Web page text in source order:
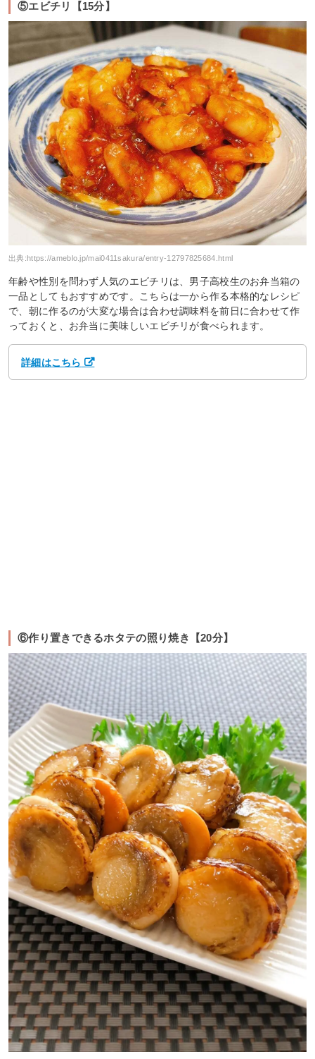
⑤エビチリ【15分】
出典:https://ameblo.jp/mai0411sakura/entry-12797825684.html
年齢や性別を問わず人気のエビチリは、男子高校生のお弁当箱の
一品としてもおすすめです。こちらは一から作る本格的なレシピ
で、朝に作るのが大変な場合は合わせ調味料を前日に合わせて作
っておくと、お弁当に美味しいエビチリが食べられます。
詳細はこちら
⑥作り置きできるホタテの照り焼き【20分】